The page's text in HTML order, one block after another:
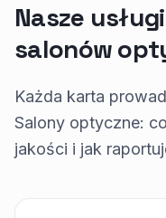
Nasze
salonów
Każda karta
Salony optyczne:
jakości i jak